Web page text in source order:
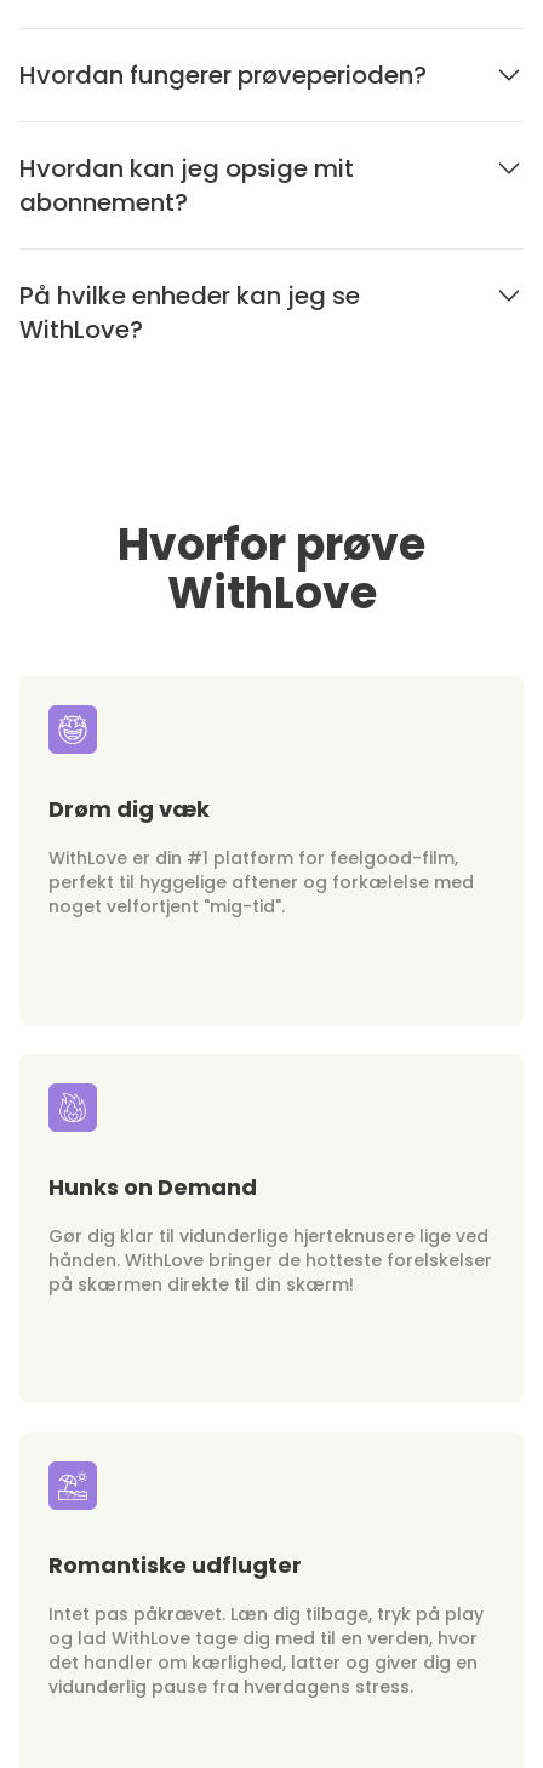
Hvordan fungerer prøveperioden?
Hvordan kan jeg opsige mit
abonnement?
På hvilke enheder kan jeg se
WithLove?
Hvorfor prøve
WithLove
Drøm dig væk
WithLove er din #1 platform for feelgood-film,
perfekt til hyggelige aftener og forkælelse med
noget velfortjent "mig-tid".
Hunks on Demand
Gør dig klar til vidunderlige hjerteknusere lige ved
hånden. WithLove bringer de hotteste forelskelser
på skærmen direkte til din skærm!
Romantiske udflugter
Intet pas påkrævet. Læn dig tilbage, tryk på play
og lad WithLove tage dig med til en verden, hvor
det handler om kærlighed, latter og giver dig en
vidunderlig pause fra hverdagens stress.